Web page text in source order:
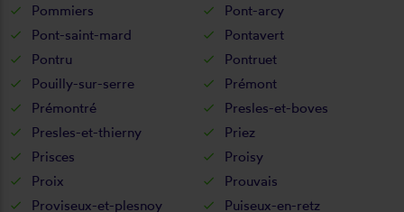
Pommiers
Pont-arcy
Pont-saint-mard
Pontavert
Pontru
Pontruet
Pouilly-sur-serre
Prémont
Prémontré
Presles-et-boves
Presles-et-thierny
Priez
Prisces
Proisy
Proix
Prouvais
Proviseux-et-plesnoy
Puiseux-en-retz